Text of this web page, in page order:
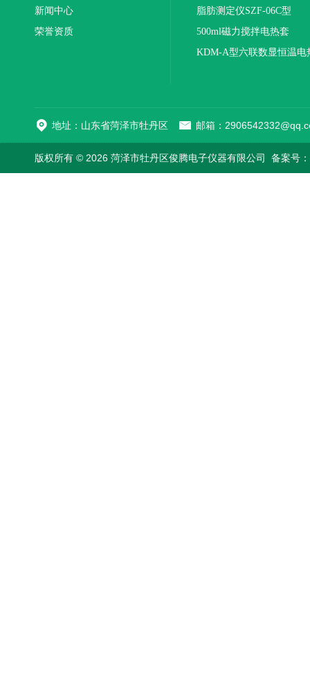
新闻中心
荣誉资质
联
脂肪测定仪SZF-06C型
500ml磁力搅拌电热套
KDM-A型六联数显恒温电
地址：山东省菏泽市牡丹区 邮箱：
版权所有 © 2026 菏泽市牡丹区俊腾电子仪器有限公司 备案号